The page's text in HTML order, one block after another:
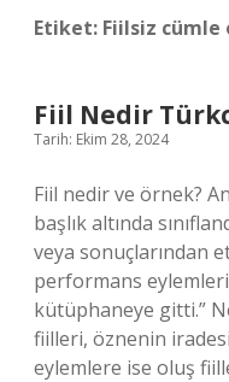
Etiket: Fiilsiz cümle
Fiil Nedir
Tarih: Ekim 28, 2024
Fiil nedir ve örnek?
başlık altında
veya sonuçlarından
performans
kütüphaneye gitti.”
fiilleri, öznenin
eylemlere ise oluş